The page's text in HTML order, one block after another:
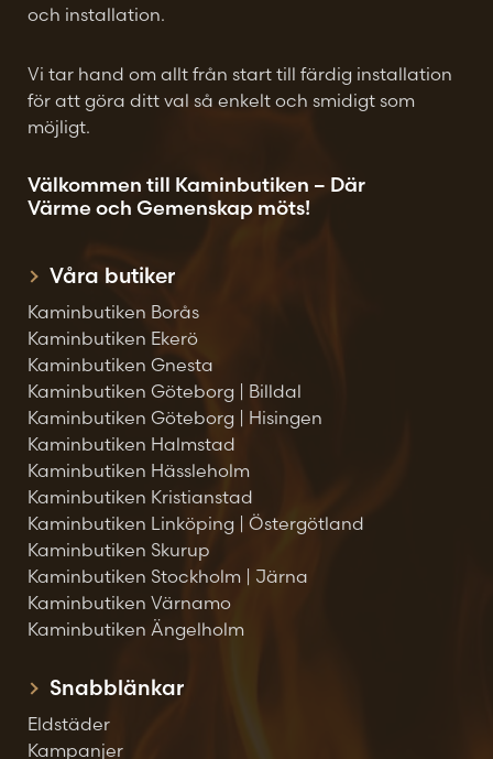
och installation.
Vi tar hand om allt från start till färdig installation
för att göra ditt val så enkelt och smidigt som
möjligt.
Välkommen till Kaminbutiken – Där
Värme och Gemenskap möts!
Våra butiker
Kaminbutiken Borås
Kaminbutiken Ekerö
Kaminbutiken Gnesta
Kaminbutiken Göteborg | Billdal
Kaminbutiken Göteborg | Hisingen
Kaminbutiken Halmstad
Kaminbutiken Hässleholm
Kaminbutiken Kristianstad
Kaminbutiken Linköping | Östergötland
Kaminbutiken Skurup
Kaminbutiken Stockholm | Järna
Kaminbutiken Värnamo
Kaminbutiken Ängelholm
Snabblänkar
Eldstäder
Kampanjer